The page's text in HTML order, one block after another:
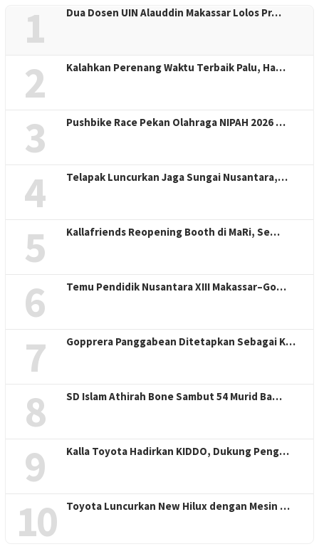
1 Dua Dosen UIN Alauddin Makassar Lolos Pr…
2 Kalahkan Perenang Waktu Terbaik Palu, Ha…
3 Pushbike Race Pekan Olahraga NIPAH 2026 …
4 Telapak Luncurkan Jaga Sungai Nusantara,…
5 Kallafriends Reopening Booth di MaRi, Se…
6 Temu Pendidik Nusantara XIII Makassar–Go…
7 Gopprera Panggabean Ditetapkan Sebagai K…
8 SD Islam Athirah Bone Sambut 54 Murid Ba…
9 Kalla Toyota Hadirkan KIDDO, Dukung Peng…
10 Toyota Luncurkan New Hilux dengan Mesin …